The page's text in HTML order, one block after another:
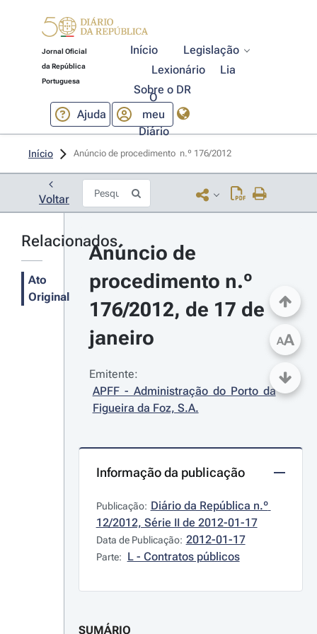
Jornal Oficial
da República
Portuguesa
Início
Legislação
Lexionário
Lia
Sobre o DR
Ajuda
O
meu
Diário
Início Anúncio de procedimento  n.º 176/2012
Voltar
Relacionados
Ato
Original
Anúncio de
procedimento n.º
176/2012, de 17 de
janeiro
Emitente:
APFF - Administração do Porto da
Figueira da Foz, S.A.
Informação da publicação
Publicação: Diário da República n.º
12/2012, Série II de 2012-01-17
Data de Publicação: 2012-01-17
Parte: L - Contratos públicos
SUMÁRIO
AA